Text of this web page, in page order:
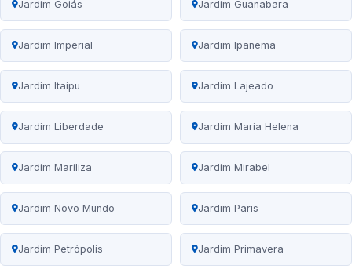
Jardim Goiás Jardim Guanabara
Jardim Imperial Jardim Ipanema
Jardim Itaipu Jardim Lajeado
Jardim Liberdade Jardim Maria Helena
Jardim Mariliza Jardim Mirabel
Jardim Novo Mundo Jardim Paris
Jardim Petrópolis Jardim Primavera